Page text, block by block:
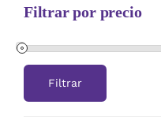
Filtrar por precio
Filtrar